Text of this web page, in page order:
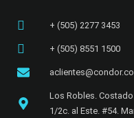
+ (505) 2277 3453​
+ (505) 8551 1500
Los Robles.
1/2c. al Este. #54.